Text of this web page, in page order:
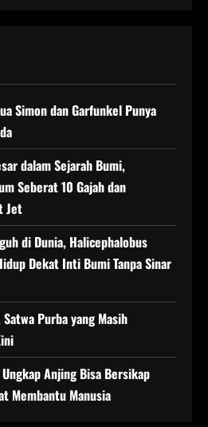
Simon dan Garfunkel Punya
dalam Sejarah Bumi,
Seberat 10 Gajah dan
Jet
di Dunia, Halicephalobus
Dekat Inti Bumi Tanpa Sinar
Satwa Purba yang Masih
Anjing Bisa Bersikap
Membantu Manusia